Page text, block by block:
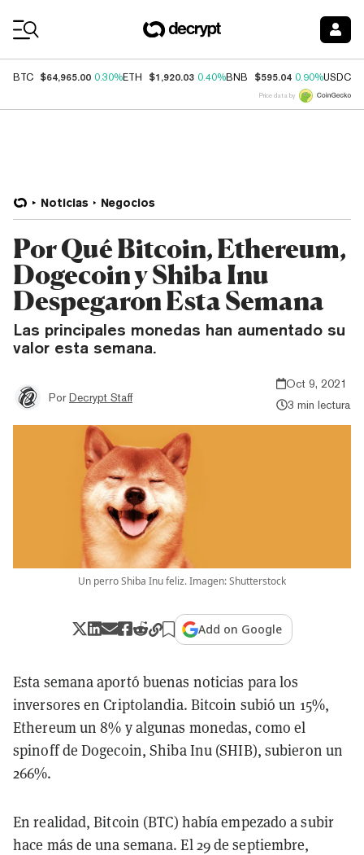
BTC $64,965.00 0.30%ETH $1,920.03 0.40%BNB $595.04 0.90%USDC
Price data by
Noticias Negocios
Por Qué Bitcoin, Ethereum,
Dogecoin y Shiba Inu
Despegaron Esta Semana
Las principales monedas han aumentado su
valor esta semana.
Por Decrypt Staff
Oct 9, 2021
3 min lectura
Un perro Shiba Inu feliz. Imagen: Shutterstock
Add on Google
Esta semana aportó buenas noticias para los
inversores en Criptolandia. Bitcoin subió un 15%,
Ethereum un 8% y algunas monedas, como el
spinoff de Dogecoin, Shiba Inu (SHIB), subieron un
266%.
En realidad, Bitcoin (BTC) había empezado a subir
hace más de una semana. El 29 de septiembre,